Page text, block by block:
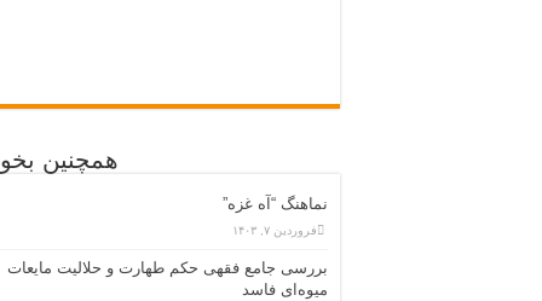
همچنین
نماهنگ “آه غزه”
فروردین ۷, ۱۴۰۳
بررسی جامع فقهی حکم طهارت و حلالیت مایعات
میوه‌ای فاسد